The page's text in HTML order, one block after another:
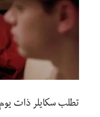
تطلب سكايلر ذات يوم